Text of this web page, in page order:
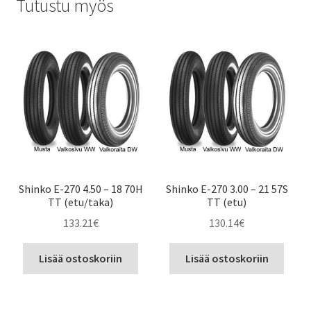
Tutustu myös
Shinko E-270 4.50 – 18 70H
TT (etu/taka)
133.21€
Lisää ostoskoriin
Shinko E-270 3.00 – 21 57S
TT (etu)
130.14€
Lisää ostoskoriin